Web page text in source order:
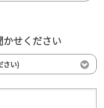
かせください
さい)